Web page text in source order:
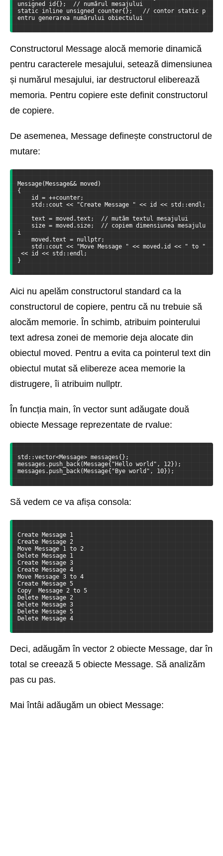
unsigned id{};  // numărul mesajului
static inline unsigned counter{};   // contor static p
entru generarea numărului obiectului
Constructorul Message alocă memorie dinamică
pentru caracterele mesajului, setează dimensiunea
și numărul mesajului, iar destructorul eliberează
memoria. Pentru copiere este definit constructorul
de copiere.
De asemenea, Message definește constructorul de
mutare:
Message(Message&& moved)
{
id = ++counter;
std::cout << "Create Message " << id << std::endl;
text = moved.text;  // mutăm textul mesajului
size = moved.size;  // copiem dimensiunea mesajulu
i
moved.text = nullptr;
std::cout << "Move Message " << moved.id << " to "
<< id << std::endl;
}
Aici nu apelăm constructorul standard ca la
constructorul de copiere, pentru că nu trebuie să
alocăm memorie. În schimb, atribuim pointerului
text adresa zonei de memorie deja alocate din
obiectul moved. Pentru a evita ca pointerul text din
obiectul mutat să elibereze acea memorie la
distrugere, îi atribuim nullptr.
În funcția main, în vector sunt adăugate două
obiecte Message reprezentate de rvalue:
std::vector<Message> messages{};
messages.push_back(Message{"Hello world", 12});
messages.push_back(Message{"Bye world", 10});
Să vedem ce va afișa consola:
Create Message 1
Create Message 2
Move Message 1 to 2
Delete Message 1
Create Message 3
Create Message 4
Move Message 3 to 4
Create Message 5
Copy  Message 2 to 5
Delete Message 2
Delete Message 3
Delete Message 5
Delete Message 4
Deci, adăugăm în vector 2 obiecte Message, dar în
total se creează 5 obiecte Message. Să analizăm
pas cu pas.
Mai întâi adăugăm un obiect Message: